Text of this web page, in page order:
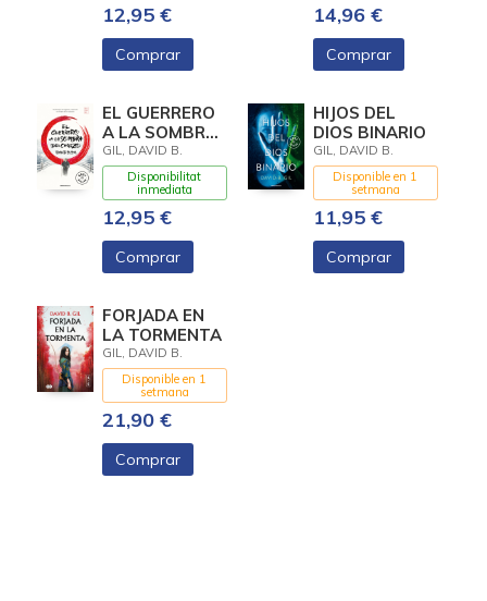
12,95 €
Comprar
14,96 €
Comprar
EL GUERRERO
A LA SOMBRA
DEL CEREZO
GIL, DAVID B.
Disponibilitat
inmediata
12,95 €
Comprar
HIJOS DEL
DIOS BINARIO
GIL, DAVID B.
Disponible en 1
setmana
11,95 €
Comprar
FORJADA EN
LA TORMENTA
GIL, DAVID B.
Disponible en 1
setmana
21,90 €
Comprar